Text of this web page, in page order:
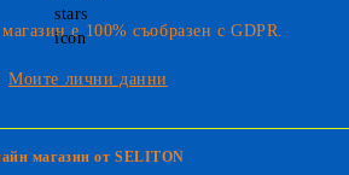
е 100% съобразен с GDPR.
Моите лични данни
магазин от SELITON